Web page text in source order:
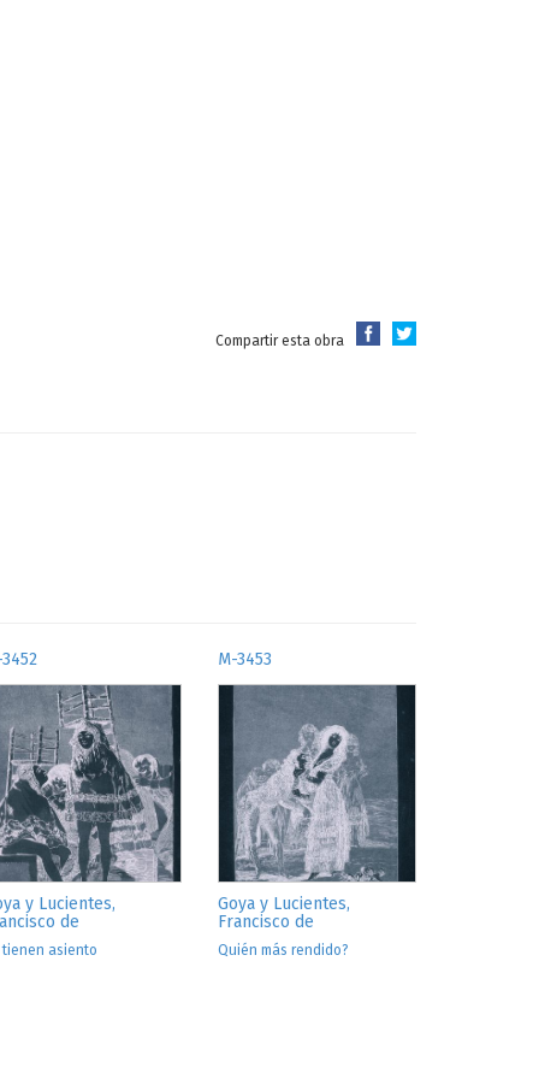
Compartir esta obra
y Lucientes,
de
tienen asiento
M-3453
Goya y Lucientes,
Francisco de
Quién más rendido?